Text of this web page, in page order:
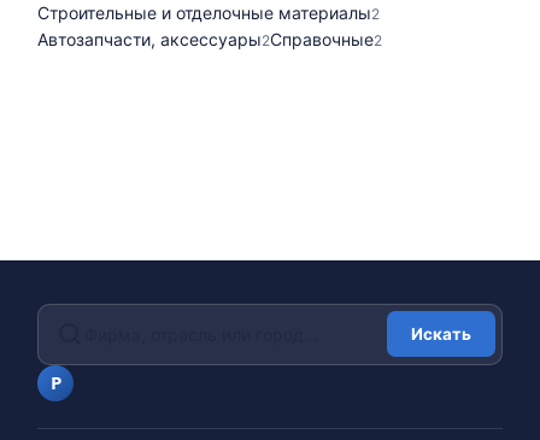
Строительные и отделочные материалы2
Автозапчасти, аксессуары2Справочные2
P
Искать